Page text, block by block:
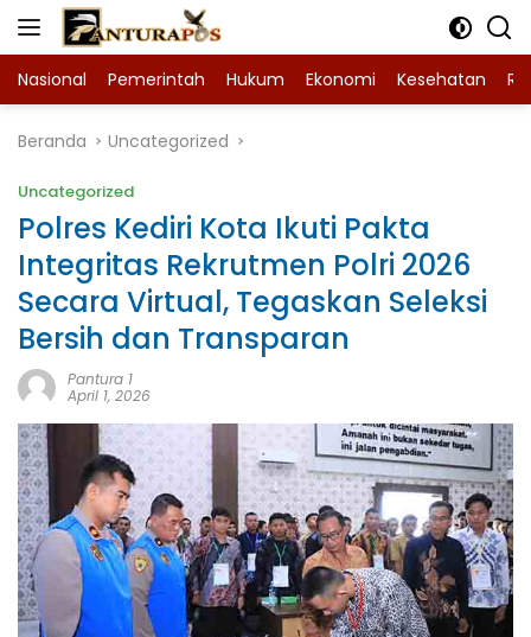
Langsung
Nasional Pemerintah Hukum Ekonomi Kesehatan
Beranda Uncategorized
Uncategorized
Polres Kediri Kota Ikuti Pakta
Integritas Rekrutmen Polri 2026
Secara Virtual, Tegaskan Seleksi
Bersih dan Transparan
Pantura 1
April 1, 2026